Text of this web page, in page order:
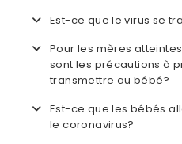
Est-ce que le virus se
Pour les mères
sont les précautions à
transmettre au bébé?
Est-ce que les bébés
le coronavirus?